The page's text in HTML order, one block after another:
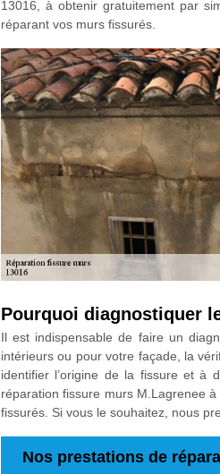
13016, à obtenir gratuitement par
réparant vos murs fissurés.
Pourquoi diagnostiquer
Il est indispensable de faire un
intérieurs ou pour votre façade, la
identifier l’origine de la fissure et à
réparation fissure murs M.Lagrenee
fissurés. Si vous le souhaitez, nous
Nos prestations de